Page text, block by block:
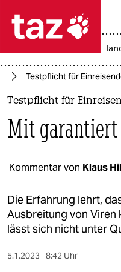
 taz
taz
themen
politik
öko
gesellschaft
kultur
Testpflicht für
Testpflicht für
Mit
Kommentar von Klaus
Die Erfahrung lehrt,
Ausbreitung von Viren
lässt sich nicht unter
5.1.2023 8:42 Uhr